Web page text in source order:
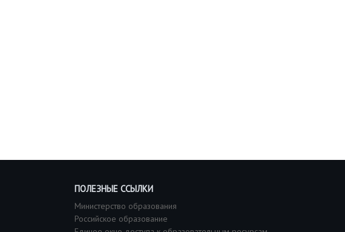
ПОЛЕЗНЫЕ ССЫЛКИ
Министерство образования
Российское образование